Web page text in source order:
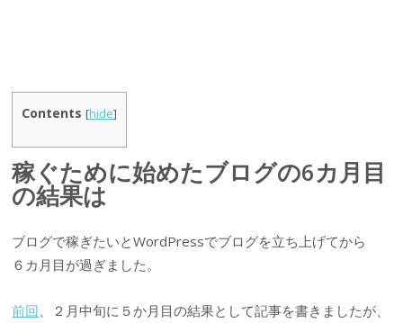
Contents [hide]
稼ぐために始めたブログの6カ月目
の結果は
ブログで稼ぎたいとWordPressでブログを立ち上げてから
６カ月目が過ぎました。
前回 、２月中旬に５か月目の結果として記事を書きましたが、